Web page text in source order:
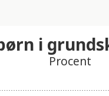
i
Procent